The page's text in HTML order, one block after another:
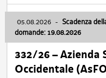
05.08.2026 - Scadenza
domande: 19.08.2026
332/26 – Azienda
Occidentale